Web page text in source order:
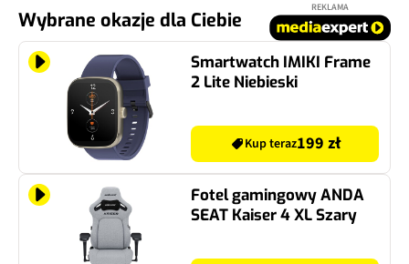
Wybrane okazje dla Ciebie
REKLAMA
Smartwatch IMIKI Frame
2 Lite Niebieski
Kup teraz199 zł
Fotel gamingowy ANDA
SEAT Kaiser 4 XL Szary